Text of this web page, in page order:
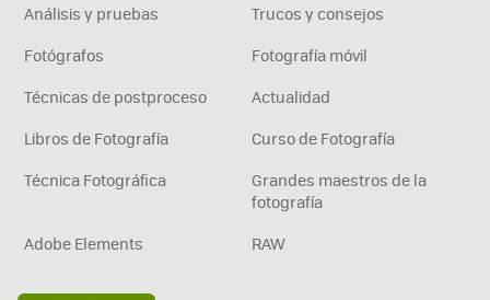
Análisis y pruebas
Trucos y consejos
Fotógrafos
Fotografía móvil
Técnicas de postproceso
Actualidad
Libros de Fotografía
Curso de Fotografía
Técnica Fotográfica
Grandes maestros de la
fotografía
Adobe Elements
RAW